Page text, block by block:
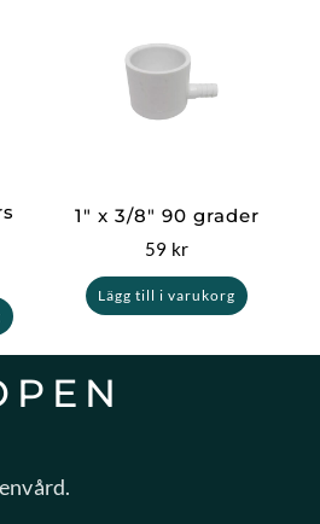
1″ x 3/8″ 90 grader
59 kr
Lägg till i varukorg